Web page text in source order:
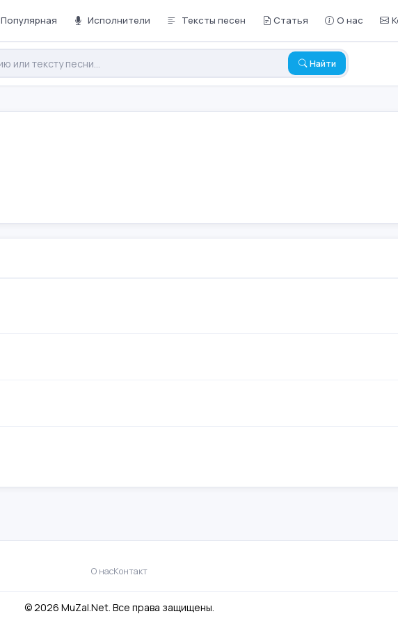
Популярная Исполнители Тексты песен Статья О нас
Найти
О насКонтакт
© 2026 MuZal.Net. Все права защищены.